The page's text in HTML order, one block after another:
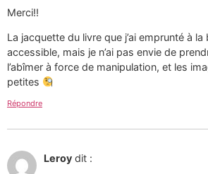
Merci!!
La jacquette du livre que j’ai emprunté à
accessible, mais je n’ai pas envie de
l’abîmer à force de manipulation, et les
petites
Répondre
Leroy dit :